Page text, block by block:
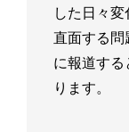
した日々
直面する
に報道す
ります。